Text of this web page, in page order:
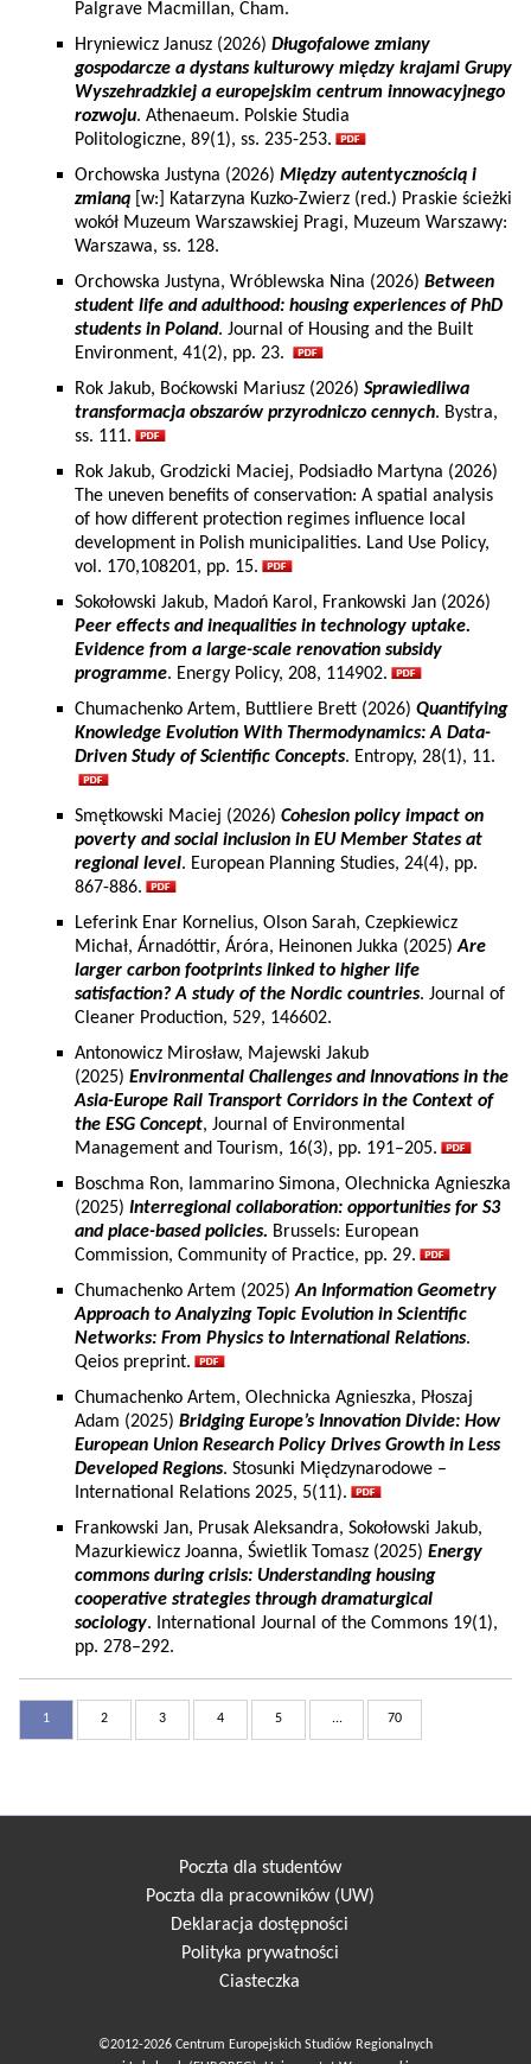
Palgrave Macmillan, Cham.
Hryniewicz Janusz (2026) Długofalowe zmiany
gospodarcze a dystans kulturowy między krajami Grupy
Wyszehradzkiej a europejskim centrum innowacyjnego
rozwoju. Athenaeum. Polskie Studia
Politologiczne, 89(1), ss. 235-253.
Orchowska Justyna (2026) Między autentycznością i
zmianą [w:] Katarzyna Kuzko-Zwierz (red.) Praskie ścieżki
wokół Muzeum Warszawskiej Pragi, Muzeum Warszawy:
Warszawa, ss. 128.
Orchowska Justyna, Wróblewska Nina (2026) Between
student life and adulthood: housing experiences of PhD
students in Poland. Journal of Housing and the Built
Environment, 41(2), pp. 23.
Rok Jakub, Boćkowski Mariusz (2026) Sprawiedliwa
transformacja obszarów przyrodniczo cennych. Bystra,
ss. 111.
Rok Jakub, Grodzicki Maciej, Podsiadło Martyna (2026)
The uneven benefits of conservation: A spatial analysis
of how different protection regimes influence local
development in Polish municipalities. Land Use Policy,
vol. 170,108201, pp. 15.
Sokołowski Jakub, Madoń Karol, Frankowski Jan (2026)
Peer effects and inequalities in technology uptake.
Evidence from a large-scale renovation subsidy
programme. Energy Policy, 208, 114902.
Chumachenko Artem, Buttliere Brett (2026) Quantifying
Knowledge Evolution With Thermodynamics: A Data-
Driven Study of Scientific Concepts. Entropy, 28(1), 11.
Smętkowski Maciej (2026) Cohesion policy impact on
poverty and social inclusion in EU Member States at
regional level. European Planning Studies, 24(4), pp.
867-886.
Leferink Enar Kornelius, Olson Sarah, Czepkiewicz
Michał, Árnadóttir, Áróra, Heinonen Jukka (2025)Are
larger carbon footprints linked to higher life
satisfaction? A study of the Nordic countries. Journal of
Cleaner Production, 529, 146602.
Antonowicz Mirosław, Majewski Jakub
(2025) Environmental Challenges and Innovations in the
Asia-Europe Rail Transport Corridors in the Context of
the ESG Concept, Journal of Environmental
Management and Tourism, 16(3), pp. 191–205.
Boschma Ron, Iammarino Simona, Olechnicka Agnieszka
(2025) Interregional collaboration: opportunities for S3
and place-based policies. Brussels: European
Commission, Community of Practice, pp. 29.
Chumachenko Artem (2025)An Information Geometry
Approach to Analyzing Topic Evolution in Scientific
Networks: From Physics to International Relations.
Qeios preprint.
Chumachenko Artem, Olechnicka Agnieszka, Płoszaj
Adam (2025) Bridging Europe’s Innovation Divide: How
European Union Research Policy Drives Growth in Less
Developed Regions. Stosunki Międzynarodowe –
International Relations 2025, 5(11).
Frankowski Jan, Prusak Aleksandra, Sokołowski Jakub,
Mazurkiewicz Joanna, Świetlik Tomasz (2025) Energy
commons during crisis: Understanding housing
cooperative strategies through dramaturgical
sociology. International Journal of the Commons 19(1),
pp. 278–292.
1 2 3 4 5 ... 70
Poczta dla studentów
Poczta dla pracowników (UW)
Deklaracja dostępności
Polityka prywatności
Ciasteczka
©2012-2026 Centrum Europejskich Studiów Regionalnych